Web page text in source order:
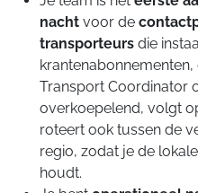
nacht voor de
transporteurs die
Transport Coordinator
overkoepelend, volgt
roteert ook tussen de
regio, zodat je de
houdt.